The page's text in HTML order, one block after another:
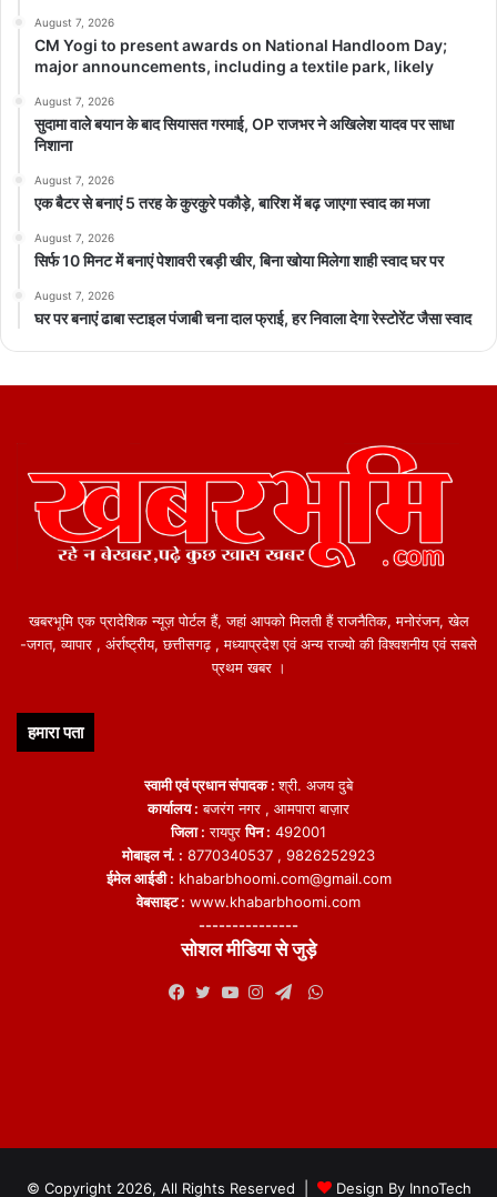
August 7, 2026
CM Yogi to present awards on National Handloom Day;
major announcements, including a textile park, likely
August 7, 2026
सुदामा वाले बयान के बाद सियासत गरमाई, OP राजभर ने अखिलेश यादव पर साधा
निशाना
August 7, 2026
एक बैटर से बनाएं 5 तरह के कुरकुरे पकौड़े, बारिश में बढ़ जाएगा स्वाद का मजा
August 7, 2026
सिर्फ 10 मिनट में बनाएं पेशावरी रबड़ी खीर, बिना खोया मिलेगा शाही स्वाद घर पर
August 7, 2026
घर पर बनाएं ढाबा स्टाइल पंजाबी चना दाल फ्राई, हर निवाला देगा रेस्टोरेंट जैसा स्वाद
खबरभूमि एक प्रादेशिक न्यूज़ पोर्टल हैं, जहां आपको मिलती हैं राजनैतिक, मनोरंजन, खेल
-जगत, व्यापार , अंर्राष्ट्रीय, छत्तीसगढ़ , मध्याप्रदेश एवं अन्य राज्यो की विश्वशनीय एवं सबसे
प्रथम खबर ।
हमारा पता
स्वामी एवं प्रधान संपादक :श्री. अजय दुबे
कार्यालय : बजरंग नगर , आमपारा बाज़ार
जिला : रायपुरपिन : 492001
मोबाइल नं. : 8770340537 , 9826252923
ईमेल आईडी : khabarbhoomi.com@gmail.com
वेबसाइट : www.khabarbhoomi.com
---------------
सोशल मीडिया से जुड़े
WhatsApp
© Copyright 2026, All Rights Reserved | Design By InnoTech